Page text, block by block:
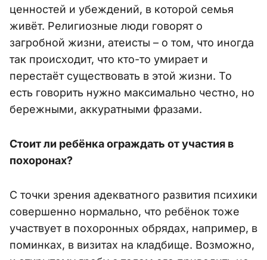
ценностей и убеждений, в которой семья
живёт. Религиозные люди говорят о
загробной жизни, атеисты – о том, что иногда
так происходит, что кто-то умирает и
перестаёт существовать в этой жизни. То
есть говорить нужно максимально честно, но
бережными, аккуратными фразами.
Стоит ли ребёнка ограждать от участия в
похоронах?
С точки зрения адекватного развития психики
совершенно нормально, что ребёнок тоже
участвует в похоронных обрядах, например, в
поминках, в визитах на кладбище. Возможно,